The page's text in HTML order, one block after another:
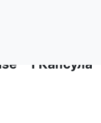
- 1 Капсула